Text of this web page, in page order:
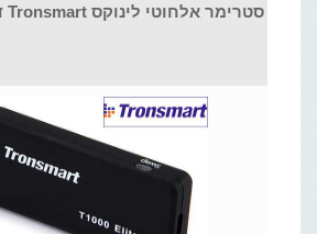
סטרימר אלחוטי לינוקס Tronsmart דגם T1000 Elite